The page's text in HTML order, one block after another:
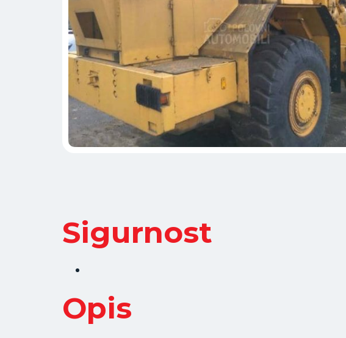
Sigurnost
Opis